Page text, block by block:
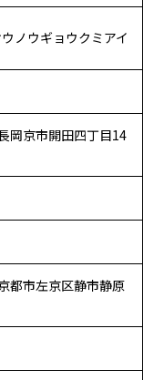
ノウギョウクミアイ
岡京市開田四丁目14
都市左京区静市静原